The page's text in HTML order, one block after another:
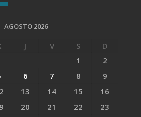
AGOSTO 2026
J V S
D
1
2
6 7 8
9
13 14 15
16
20 21 22
23